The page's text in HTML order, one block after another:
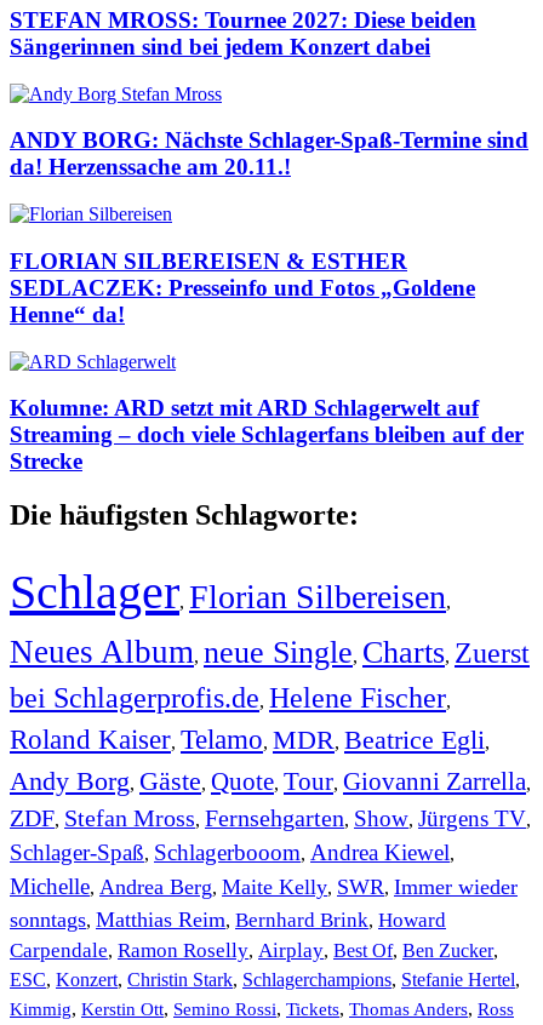
STEFAN MROSS: Tournee 2027: Diese beiden
Sängerinnen sind bei jedem Konzert dabei
ANDY BORG: Nächste Schlager-Spaß-Termine sind
da! Herzenssache am 20.11.!
FLORIAN SILBEREISEN & ESTHER
SEDLACZEK: Presseinfo und Fotos „Goldene
Henne“ da!
Kolumne: ARD setzt mit ARD Schlagerwelt auf
Streaming – doch viele Schlagerfans bleiben auf der
Strecke
Die häufigsten Schlagworte:
Schlager, Florian Silbereisen,
Neues Album, neue Single, Charts, Zuerst
bei Schlagerprofis.de, Helene Fischer,
Roland Kaiser, Telamo, MDR, Beatrice Egli,
Andy Borg, Gäste, Quote, Tour, Giovanni Zarrella,
ZDF, Stefan Mross, Fernsehgarten, Show, Jürgens TV,
Schlager-Spaß, Schlagerbooom, Andrea Kiewel,
Michelle, Andrea Berg, Maite Kelly, SWR, Immer wieder
sonntags, Matthias Reim, Bernhard Brink, Howard
Carpendale, Ramon Roselly, Airplay, Best Of, Ben Zucker,
ESC, Konzert, Christin Stark, Schlagerchampions, Stefanie Hertel,
Kimmig, Kerstin Ott, Semino Rossi, Tickets, Thomas Anders, Ross